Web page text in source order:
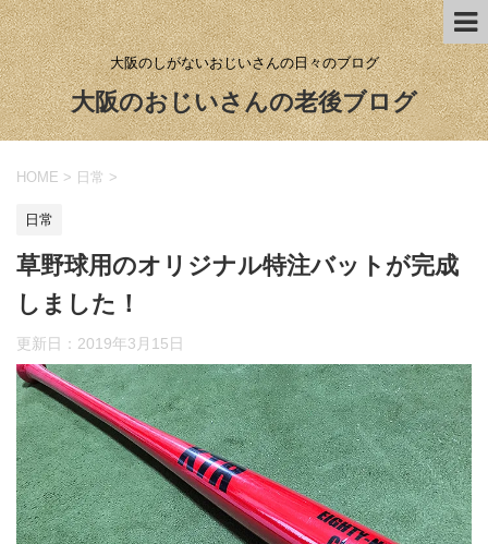
大阪のしがないおじいさんの日々のブログ
大阪のおじいさんの老後ブログ
HOME > 日常 >
日常
草野球用のオリジナル特注バットが完成
しました！
更新日： 2019年3月15日